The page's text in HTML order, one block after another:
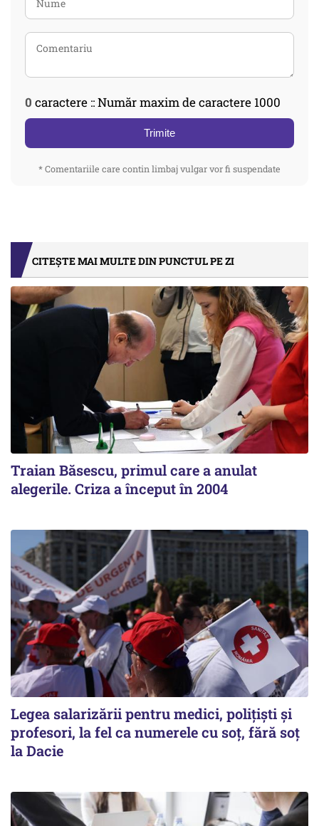
0 caractere :: Număr maxim de caractere 1000
Trimite
* Comentariile care contin limbaj vulgar vor fi suspendate
CITEȘTE MAI MULTE DIN PUNCTUL PE ZI
Traian Băsescu, primul care a anulat
alegerile. Criza a început în 2004
Legea salarizării pentru medici, polițiști și
profesori, la fel ca numerele cu soț, fără soț
la Dacie